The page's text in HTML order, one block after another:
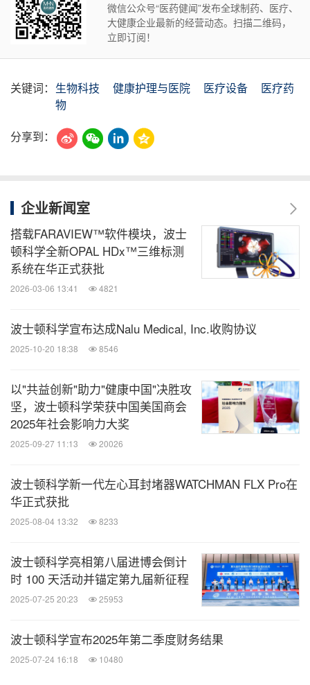
微信公众号“医药健闻”发布全球制药、医疗、
大健康企业最新的经营动态。扫描二维码，
立即订阅！
关键词： 生物科技 健康护理与医院 医疗设备
医疗药
物
分享到：
企业新闻室
搭载FARAVIEW™软件模块，波士
顿科学全新OPAL HDx™三维标测
系统在华正式获批
2026-03-06 13:41 4821
波士顿科学宣布达成Nalu Medical, Inc.收购协议
2025-10-20 18:38 8546
以"共益创新"助力"健康中国"决胜攻
坚，波士顿科学荣获中国美国商会
2025年社会影响力大奖
2025-09-27 11:13 20026
波士顿科学新一代左心耳封堵器WATCHMAN FLX Pro在
华正式获批
2025-08-04 13:32 8233
波士顿科学亮相第八届进博会倒计
时 100 天活动并锚定第九届新征程
2025-07-25 20:23 25953
波士顿科学宣布2025年第二季度财务结果
2025-07-24 16:18 10480